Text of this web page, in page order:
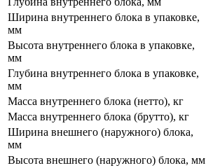
Ширина внутреннего блока в упаковке,
мм
Высота внутреннего блока в упаковке,
мм
Глубина внутреннего блока в упаковке,
мм
Масса внутреннего блока (нетто), кг
Масса внутреннего блока (брутто), кг
Ширина внешнего (наружного) блока,
мм
Высота внешнего (наружного) блока, мм